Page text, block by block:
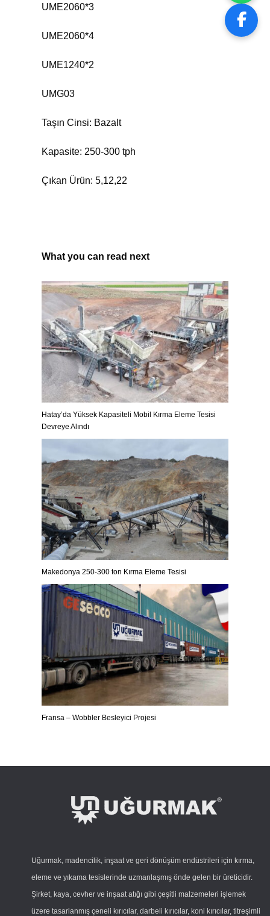
UME2060*3
UME2060*4
UME1240*2
UMG03
Taşın Cinsi: Bazalt
Kapasite: 250-300 tph
Çıkan Ürün: 5,12,22
What you can read next
Hatay’da Yüksek Kapasiteli Mobil Kırma Eleme Tesisi
Devreye Alındı
Makedonya 250-300 ton Kırma Eleme Tesisi
Fransa – Wobbler Besleyici Projesi
Uğurmak, madencilik, inşaat ve geri dönüşüm endüstrileri için kırma,
eleme ve yıkama tesislerinde uzmanlaşmış önde gelen bir üreticidir.
Şirket, kaya, cevher ve inşaat atığı gibi çeşitli malzemeleri işlemek
üzere tasarlanmış çeneli kırıcılar, darbeli kırıcılar, koni kırıcılar, titreşimli